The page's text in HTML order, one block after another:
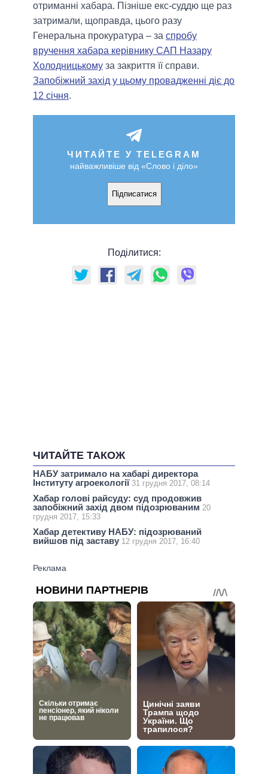
отриманні хабара. Пізніше екс-суддю ще раз
затримали, щоправда, цього разу
Генеральна прокуратура – за спробу
вручення хабара керівнику САП Назару
Холодницькому за закриття її справи.
Запобіжний захід у цьому провадженні діє до
12 січня.
ЧИТАЙТЕ У TELEGRAM
найважливіше від «Слово і діло»
Підписатися
Поділитися:
ЧИТАЙТЕ ТАКОЖ
НАБУ затримало на хабарі директора
Інституту агроекології 31 грудня 2017, 08:14
Хабар голові райсуду: суд продовжив
запобіжний захід двом підозрюваним 20
грудня 2017, 15:33
Хабар детективу НАБУ: підозрюваний
вийшов під заставу 12 грудня 2017, 16:40